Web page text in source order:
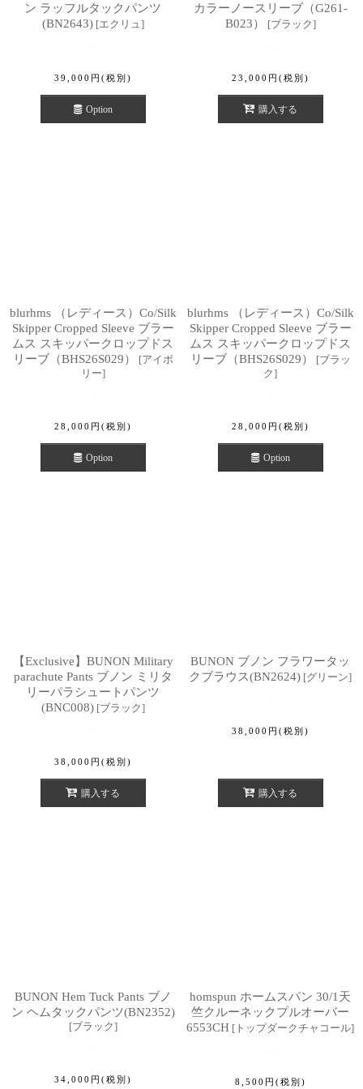
ン ラッフルタックパンツ
(BN2643) [エクリュ]
39,000 円 (税別)
Option
カラーノースリーブ（G261-
B023）
[ブラック]
23,000 円 (税別)
購入する
blurhms （レディース）Co/Silk
Skipper Cropped Sleeve ブラー
ムス スキッパークロップドス
リーブ（BHS26S029）
[アイボ
リー]
28,000 円 (税別)
Option
blurhms （レディース）Co/Silk
Skipper Cropped Sleeve ブラー
ムス スキッパークロップドス
リーブ（BHS26S029）
[ブラッ
ク]
28,000 円 (税別)
Option
【Exclusive】BUNON Military
parachute Pants ブノン ミリタ
リーパラシュートパンツ
(BNC008) [ブラック]
38,000 円 (税別)
購入する
BUNON ブノン フラワータッ
クブラウス(BN2624) [グリーン]
38,000 円 (税別)
購入する
BUNON Hem Tuck Pants ブノ
ン ヘムタックパンツ(BN2352)
[ブラック]
34,000 円 (税別)
homspun ホームスパン 30/1天
竺クルーネックプルオーバー
6553CH [ トップダークチャコール]
8,500 円 (税別)